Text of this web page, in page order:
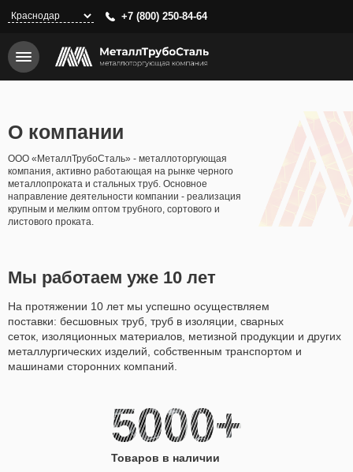
содержанию
+7 (800) 250-84-64
О компании
ООО «МеталлТрубоСталь» - металлоторгующая
компания, активно работающая на рынке черного
металлопроката и стальных труб. Основное
направление деятельности компании - реализация
крупным и мелким оптом трубного, сортового и
листового проката.
Мы работаем уже 10 лет
На протяжении 10 лет мы успешно осуществляем
поставки: бесшовных труб, труб в изоляции, сварных
сеток, изоляционных материалов, метизной продукции и других
металлургических изделий, собственным транспортом и
машинами сторонних компаний.
5000+
Товаров в наличии